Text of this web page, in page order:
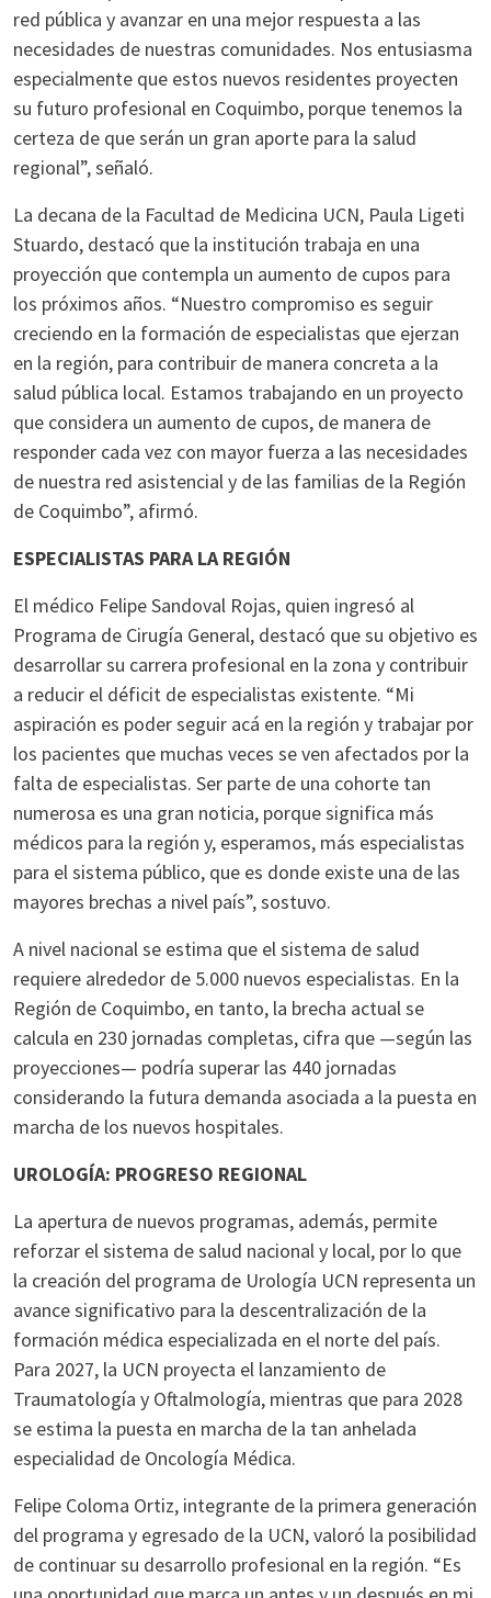
red pública y avanzar en una mejor respuesta a las
necesidades de nuestras comunidades. Nos entusiasma
especialmente que estos nuevos residentes proyecten
su futuro profesional en Coquimbo, porque tenemos la
certeza de que serán un gran aporte para la salud
regional”, señaló.
La decana de la Facultad de Medicina UCN, Paula Ligeti
Stuardo, destacó que la institución trabaja en una
proyección que contempla un aumento de cupos para
los próximos años. “Nuestro compromiso es seguir
creciendo en la formación de especialistas que ejerzan
en la región, para contribuir de manera concreta a la
salud pública local. Estamos trabajando en un proyecto
que considera un aumento de cupos, de manera de
responder cada vez con mayor fuerza a las necesidades
de nuestra red asistencial y de las familias de la Región
de Coquimbo”, afirmó.
ESPECIALISTAS PARA LA REGIÓN
El médico Felipe Sandoval Rojas, quien ingresó al
Programa de Cirugía General, destacó que su objetivo es
desarrollar su carrera profesional en la zona y contribuir
a reducir el déficit de especialistas existente. “Mi
aspiración es poder seguir acá en la región y trabajar por
los pacientes que muchas veces se ven afectados por la
falta de especialistas. Ser parte de una cohorte tan
numerosa es una gran noticia, porque significa más
médicos para la región y, esperamos, más especialistas
para el sistema público, que es donde existe una de las
mayores brechas a nivel país”, sostuvo.
A nivel nacional se estima que el sistema de salud
requiere alrededor de 5.000 nuevos especialistas. En la
Región de Coquimbo, en tanto, la brecha actual se
calcula en 230 jornadas completas, cifra que —según las
proyecciones— podría superar las 440 jornadas
considerando la futura demanda asociada a la puesta en
marcha de los nuevos hospitales.
UROLOGÍA: PROGRESO REGIONAL
La apertura de nuevos programas, además, permite
reforzar el sistema de salud nacional y local, por lo que
la creación del programa de Urología UCN representa un
avance significativo para la descentralización de la
formación médica especializada en el norte del país.
Para 2027, la UCN proyecta el lanzamiento de
Traumatología y Oftalmología, mientras que para 2028
se estima la puesta en marcha de la tan anhelada
especialidad de Oncología Médica.
Felipe Coloma Ortiz, integrante de la primera generación
del programa y egresado de la UCN, valoró la posibilidad
de continuar su desarrollo profesional en la región. “Es